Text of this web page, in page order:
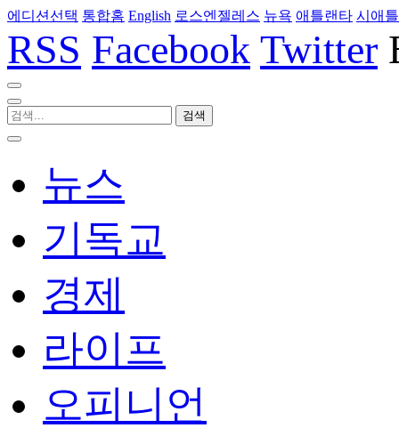
에디션선택 통합홈 English 로스엔젤레스 뉴욕 애틀랜타 시애틀
RSS Facebook Twitter
뉴스
기독교
경제
라이프
오피니언